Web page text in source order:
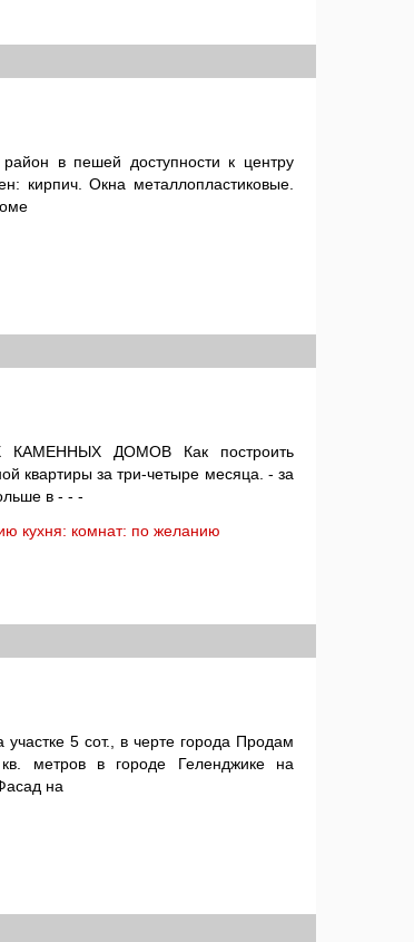
в пешей доступности к центру
кирпич. Окна металлопластиковые.
ДОМОВ Как построить
квартиры за три-четыре месяца. - за
в - - -
кухня: комнат: по желанию
5 сот., в черте города Продам
метров в городе Геленджике на
на